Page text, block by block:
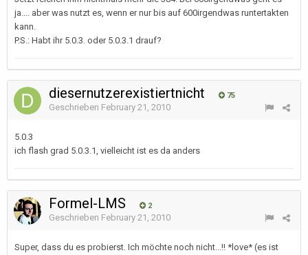
ja.... aber was nutzt es, wenn er nur bis auf 600irgendwas runtertakten
kann.
P.S.: Habt ihr 5.0.3. oder 5.0.3.1 drauf?
diesernutzerexistiertnicht 75
Geschrieben February 21, 2010
5.0.3
ich flash grad 5.0.3.1, vielleicht ist es da anders
Formel-LMS 2
Geschrieben February 21, 2010
Super, dass du es probierst. Ich möchte noch nicht...!! *love* (es ist